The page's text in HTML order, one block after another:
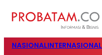
NASIONALINTERNASIONAL